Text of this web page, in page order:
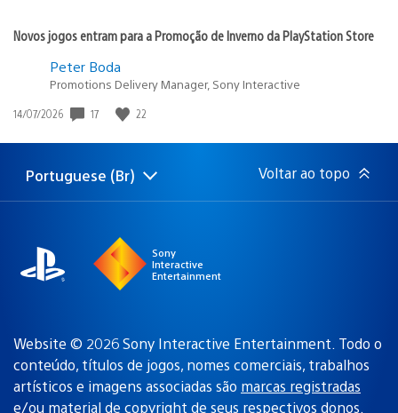
Novos jogos entram para a Promoção de Inverno da PlayStation Store
Peter Boda
Promotions Delivery Manager, Sony Interactive
Data
publicação:
14/07/2026 17 22
Selecione
uma
Região
atual:
Portuguese (Br) Voltar ao topo
Sony
Interactive
Entertainment
Website © 2026 Sony Interactive Entertainment. Todo o
conteúdo, títulos de jogos, nomes comerciais, trabalhos
artísticos e imagens associadas são marcas registradas
e/ou material de copyright de seus respectivos donos.